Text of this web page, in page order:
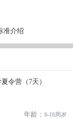
准介绍
令营（7天）
年龄： 6-16周岁